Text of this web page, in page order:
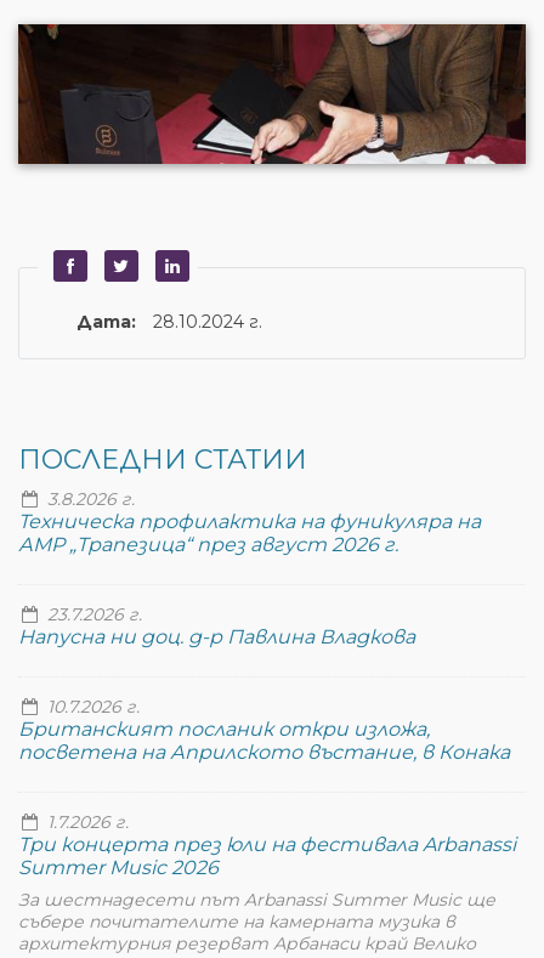
Дата: 28.10.2024 г.
ПОСЛЕДНИ СТАТИИ
3.8.2026 г.
Техническа профилактика на фуникуляра на
АМР „Трапезица“ през август 2026 г.
23.7.2026 г.
Напусна ни доц. д-р Павлина Владкова
10.7.2026 г.
Британският посланик откри изложа,
посветена на Априлското въстание, в Конака
1.7.2026 г.
Три концерта през юли на фестивала Arbanassi
Summer Music 2026
За шестнадесети път Arbanassi Summer Music ще
събере почитателите на камерната музика в
архитектурния резерват Арбанаси край Велико